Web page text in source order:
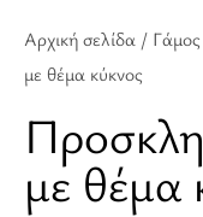
Αρχική σελίδα / Γάμος
με θέμα κύκνος
με θέμα